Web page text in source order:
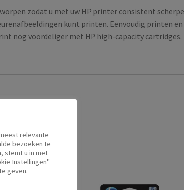
zodat u met uw HP printer consistent scherpe
kunt printen. Eenvoudig printen en
nog voordeliger met HP high-capacity cartridges.
relevante
bezoeken te
stemt u in met
Instellingen"
geven.